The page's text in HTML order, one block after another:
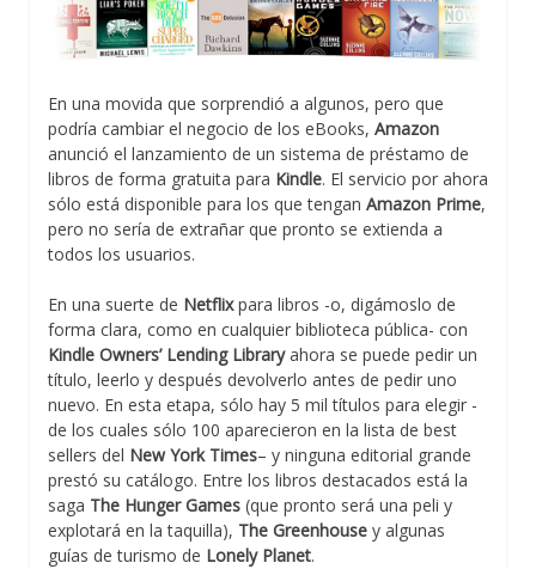
En una movida que sorprendió a algunos, pero que
podría cambiar el negocio de los eBooks, Amazon
anunció el lanzamiento de un sistema de préstamo de
libros de forma gratuita para Kindle. El servicio por ahora
sólo está disponible para los que tengan Amazon Prime,
pero no sería de extrañar que pronto se extienda a
todos los usuarios.
En una suerte de Netflixpara libros -o, digámoslo de
forma clara, como en cualquier biblioteca pública- con
Kindle Owners’ Lending Libraryahora se puede pedir un
título, leerlo y después devolverlo antes de pedir uno
nuevo. En esta etapa, sólo hay 5 mil títulos para elegir -
de los cuales sólo 100 aparecieron en la lista de best
sellers del New York Times– y ninguna editorial grande
prestó su catálogo. Entre los libros destacados está la
saga The Hunger Games (que pronto será una peli y
explotará en la taquilla), The Greenhouse y algunas
guías de turismo de Lonely Planet.